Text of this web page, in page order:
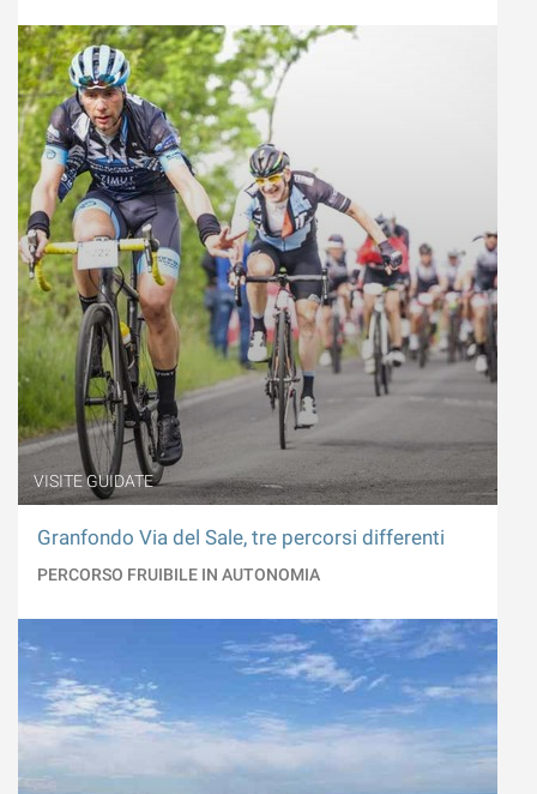
VISITE GUIDATE
Granfondo Via del Sale, tre percorsi differenti
PERCORSO FRUIBILE IN AUTONOMIA